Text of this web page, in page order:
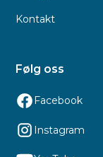
Kontakt
Følg oss
Facebook
Instagram